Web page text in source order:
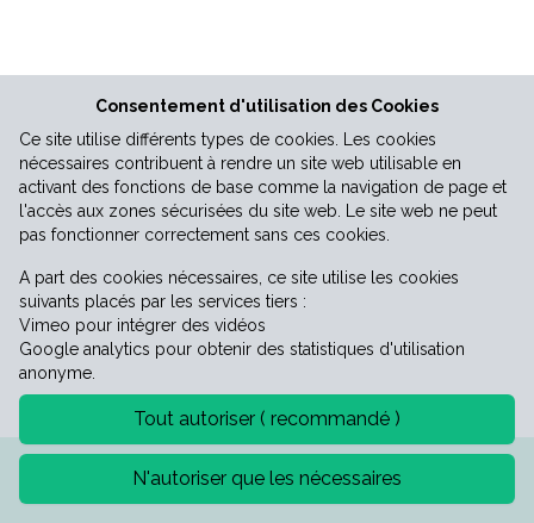
©2026 Mairie de Saint-Laurent-le-minier
Consentement d'utilisation des Cookies
Ce site utilise différents types de cookies. Les cookies
nécessaires contribuent à rendre un site web utilisable en
activant des fonctions de base comme la navigation de page et
l'accès aux zones sécurisées du site web. Le site web ne peut
pas fonctionner correctement sans ces cookies.
A part des cookies nécessaires, ce site utilise les cookies
suivants placés par les services tiers :
Vimeo pour intégrer des vidéos
Google analytics pour obtenir des statistiques d'utilisation
anonyme.
Tout autoriser ( recommandé )
N'autoriser que les nécessaires